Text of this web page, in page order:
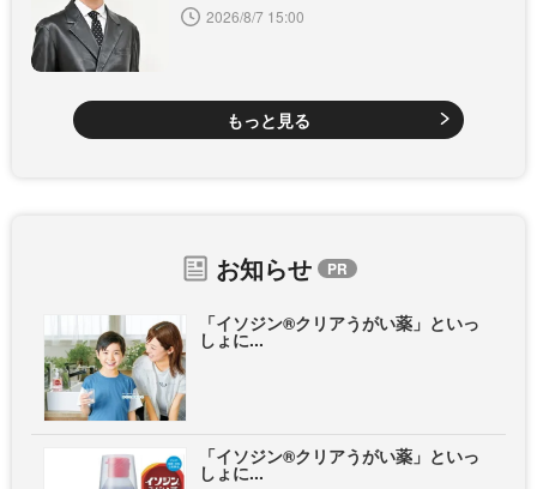
2026/8/7 15:00
もっと見る
お知らせ
「イソジン®クリアうがい薬」といっ
しょに...
「イソジン®クリアうがい薬」といっ
しょに...